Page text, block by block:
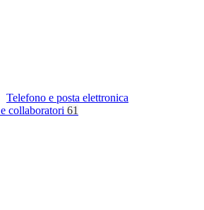
Telefono e posta elettronica
collaboratori 61